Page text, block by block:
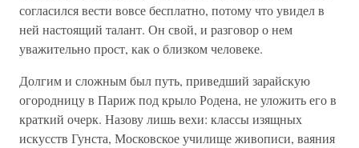
согласился вести вовсе бесплатно, потому что увидел в
ней настоящий талант. Он свой, и разговор о нем
уважительно прост, как о близком человеке.
Долгим и сложным был путь, приведший зарайскую
огородницу в Париж под крыло Родена, не уложить его в
краткий очерк. Назову лишь вехи: классы изящных
искусств Гунста, Московское училище живописи, ваяния